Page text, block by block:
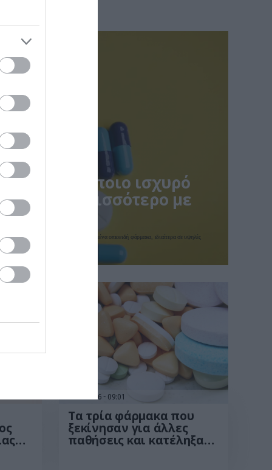
ποιο ισχυρό
περισσότερο με
αναπνευστικής καταστολής από ορισμένα οπιοειδή φάρμακα, ιδιαίτερα σε υψηλές
24.06.2026 09:01
Τα τρία φάρμακα που
ξεκίνησαν για άλλες
παθήσεις και κατέληξαν